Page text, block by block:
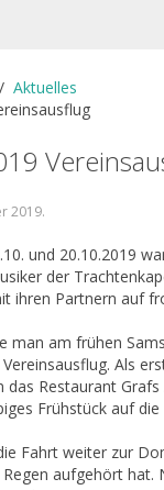
Aktuelles
2019.
und 20.10.2019
der
ihren Partnern auf
man am frühen
Als
das Restaurant
Frühstück auf die
Fahrt weiter zur
aufgehört hat.